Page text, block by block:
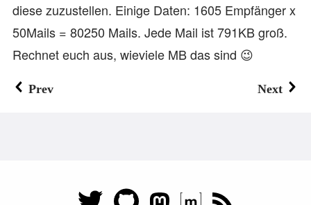
diese zuzustellen. Einige Daten: 1605 Empfänger x
50Mails = 80250 Mails. Jede Mail ist 791KB groß.
Rechnet euch aus, wieviele MB das sind 😉
Prev Next